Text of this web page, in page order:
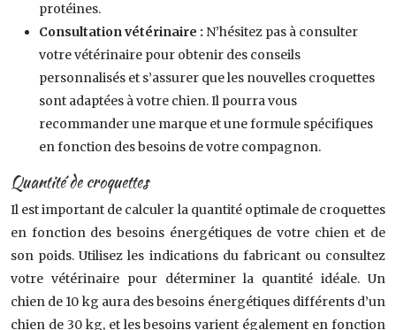
protéines.
Consultation vétérinaire : N’hésitez pas à consulter
votre vétérinaire pour obtenir des conseils
personnalisés et s’assurer que les nouvelles croquettes
sont adaptées à votre chien. Il pourra vous
recommander une marque et une formule spécifiques
en fonction des besoins de votre compagnon.
Quantité de croquettes
Il est important de calculer la quantité optimale de croquettes
en fonction des besoins énergétiques de votre chien et de
son poids. Utilisez les indications du fabricant ou consultez
votre vétérinaire pour déterminer la quantité idéale. Un
chien de 10 kg aura des besoins énergétiques différents d’un
chien de 30 kg, et les besoins varient également en fonction